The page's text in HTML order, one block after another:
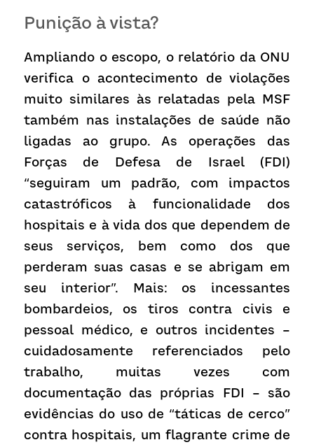
Punição à vista?
Ampliando o escopo, o relatório da ONU
verifica o acontecimento de violações
muito similares às relatadas pela MSF
também nas instalações de saúde não
ligadas ao grupo. As operações das
Forças de Defesa de Israel (FDI)
“seguiram um padrão, com impactos
catastróficos à funcionalidade dos
hospitais e à vida dos que dependem de
seus serviços, bem como dos que
perderam suas casas e se abrigam em
seu interior”. Mais: os incessantes
bombardeios, os tiros contra civis e
pessoal médico, e outros incidentes –
cuidadosamente referenciados pelo
trabalho, muitas vezes com
documentação das próprias FDI – são
evidências do uso de “táticas de cerco”
contra hospitais, um flagrante crime de